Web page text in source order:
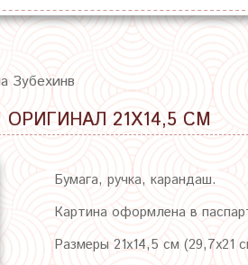
Зубехинв
21Х14,5 СМ
Бумага, ручка, карандаш.
Картина оформлена в
Размеры 21х14,5 см (29,7х21